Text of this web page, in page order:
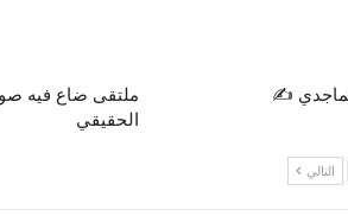
✍️
ملتقى ضاع فيه
الحقيقي
التالي